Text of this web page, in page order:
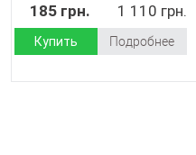
185 грн. 1 110 грн.
Купить Подробнее